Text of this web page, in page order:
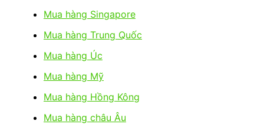
Mua hàng Singapore
Mua hàng Trung Quốc
Mua hàng Úc
Mua hàng Mỹ
Mua hàng Hồng Kông
Mua hàng châu Âu